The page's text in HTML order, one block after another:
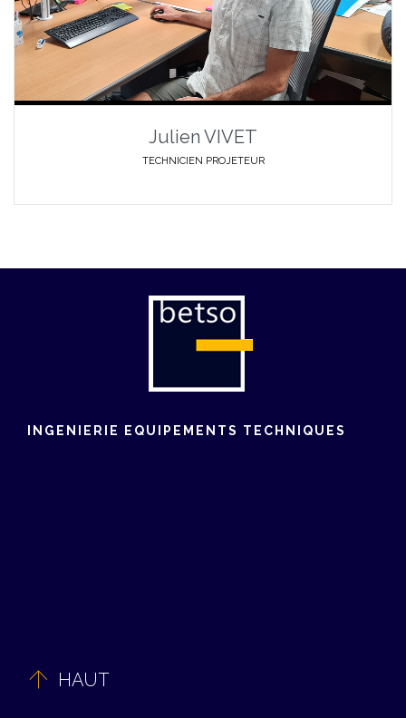
Julien VIVET
TECHNICIEN PROJETEUR
INGENIERIE EQUIPEMENTS TECHNIQUES
 HAUT